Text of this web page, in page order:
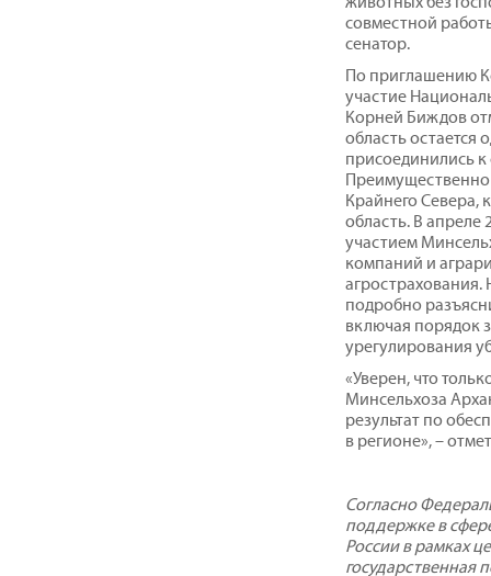
совместной
сенатор.
По приглашению
участие
Корней Биждов
область остается
присоединились к
Крайнего Севера,
область. В апреле
участием
компаний и
подробно
включая порядок
урегулирования
«Уверен, что
Минсельхоза
результат по
в регионе», –
Согласно
поддержке в
России в рамках
государственная